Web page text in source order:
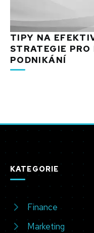
TIPY NA
STRATEGIE PRO
PODNIKÁNÍ
KATEGORIE
Finance
Marketing